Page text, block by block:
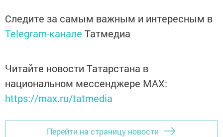
Следите за самым важным и интересным в
Telegram-канале Татмедиа
Читайте новости Татарстана в
национальном мессенджере MАХ:
https://max.ru/tatmedia
Перейти на страницу новости